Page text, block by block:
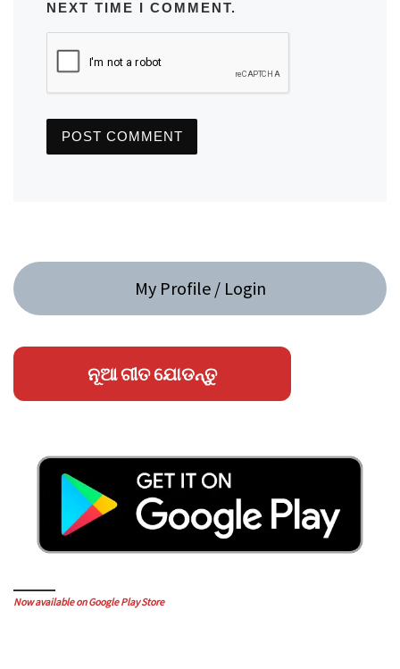
NEXT TIME I COMMENT.
My Profile / Login
ନୂଆ ଗୀତ ଯୋଡନ୍ତୁ
Now available on Google Play Store